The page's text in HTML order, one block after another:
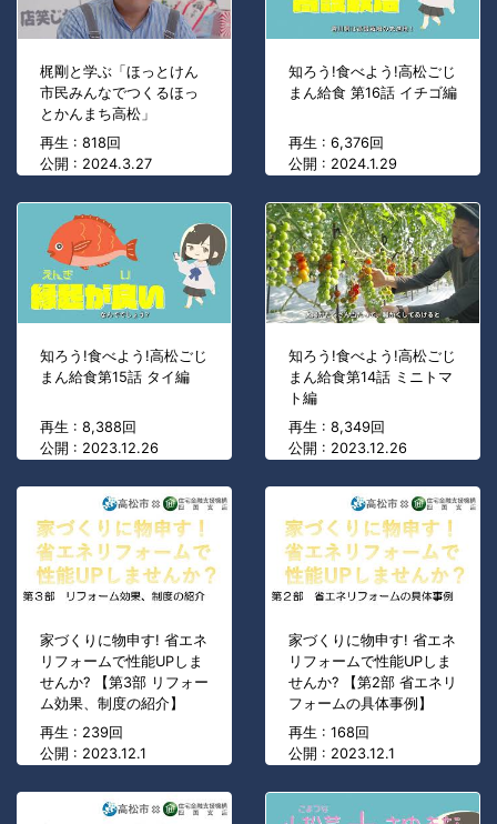
梶剛と学ぶ「ほっとけん
市民みんなでつくるほっ
とかんまち高松」
再生 : 818回
公開 : 2024.3.27
知ろう!食べよう!高松ごじ
まん給食 第16話 イチゴ編
再生 : 6,376回
公開 : 2024.1.29
知ろう!食べよう!高松ごじ
まん給食第15話 タイ編
再生 : 8,388回
公開 : 2023.12.26
知ろう!食べよう!高松ごじ
まん給食第14話 ミニトマ
ト編
再生 : 8,349回
公開 : 2023.12.26
家づくりに物申す! 省エネ
リフォームで性能UPしま
せんか? 【第3部 リフォー
ム効果、制度の紹介】
再生 : 239回
公開 : 2023.12.1
家づくりに物申す! 省エネ
リフォームで性能UPしま
せんか? 【第2部 省エネリ
フォームの具体事例】
再生 : 168回
公開 : 2023.12.1